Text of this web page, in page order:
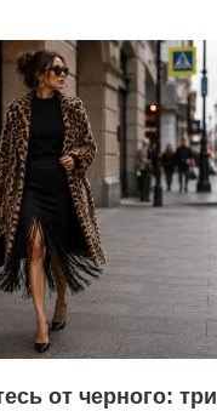
от черного: три